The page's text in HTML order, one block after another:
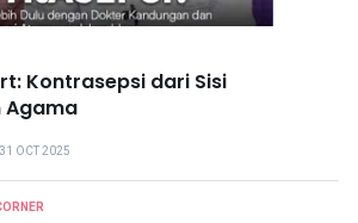
Kontrasepsi dari Sisi
Agama
31 OCT 2025